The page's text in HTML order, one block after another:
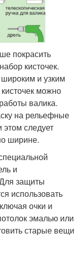
покрасить
кисточек.
и узким
можно
валика.
на рельефные
следует
ширине.
и
защиты
использовать
очки и
эмалью или
старые вещи